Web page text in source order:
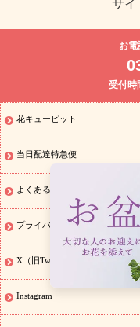
サイ
お
お供え
通夜・葬儀に贈る花
のイベント
ひまわり ギ
盆）
季節のイベント
初盆）
お盆・お供え 花
ドフラワー
ひまわり ギ
元・暑中見舞い 花のギフト
ゼント特集
敬老の日に
花のおすすめランキング
特集
敬老の日 花とセッ
全てのギフト一覧
キャ
ズ』コラボキャンペーン
誕生日の花を探す 誕
ト
誕生日フラワーギフ
お電
受付
花キューピット
当日配達特急便
よくある質問
プライバシーポリシー
X（旧Twitter）
Instagram